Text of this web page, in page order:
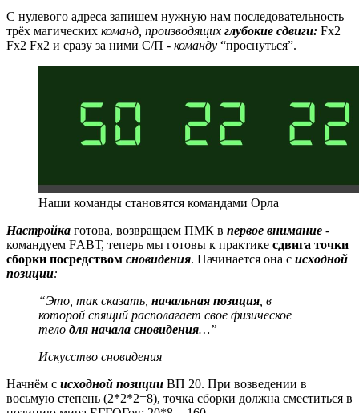
С нулевого адреса запишем нужную нам последовательность
трёх магических команд, производящих глубокие сдвиги: Fх2
Fх2 Fх2 и сразу за ними С/П - команду “проснуться”.
Наши команды становятся командами Орла
Настройка готова, возвращаем ПМК в первое внимание -
командуем FАВТ, теперь мы готовы к практике сдвига точки
сборки посредством сновидения. Начинается она с исходной
позиции:
“Это, так сказать, начальная позиция , в
которой спящий располагает свое физическое
тело для начала сновидения…”
Искусство сновидения
Начнём с исходной позиции ВП 20. При возведении в
восьмую степень (2*2*2=8), точка сборки должна сместиться в